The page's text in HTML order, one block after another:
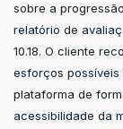
sobre a
relatório de
10.18. O cliente
esforços
plataforma de
acessibilidade da